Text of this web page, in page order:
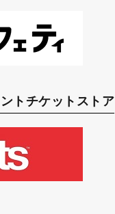
トチケットストア